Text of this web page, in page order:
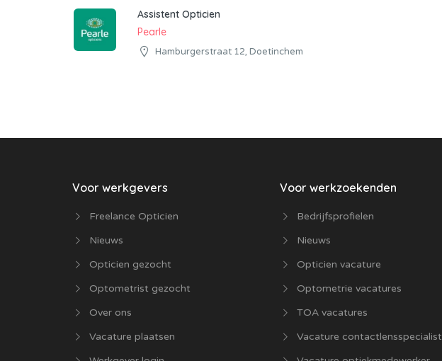
Assistent Opticien
Pearle
Hamburgerstraat 12, Doetinchem
Voor werkgevers
Freelance Opticien
Nieuws
Opticien gezocht
Optometrist gezocht
Over ons
Vacature plaatsen
Voor werkzoekenden
Bedrijfsprofielen
Nieuws
Opticien vacature
Optometrie vacatures
TOA vacatures
Vacature contactlensspecialist